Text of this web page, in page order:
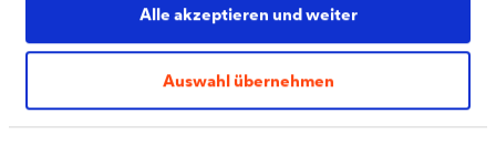
Alle akzeptieren und weiter
Auswahl übernehmen